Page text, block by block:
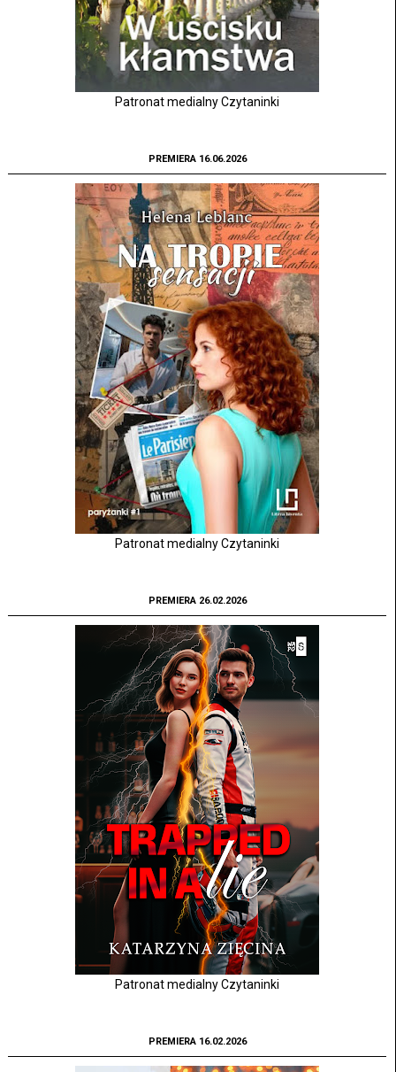
Patronat medialny Czytaninki
PREMIERA 16.06.2026
Patronat medialny Czytaninki
PREMIERA 26.02.2026
Patronat medialny Czytaninki
PREMIERA 16.02.2026